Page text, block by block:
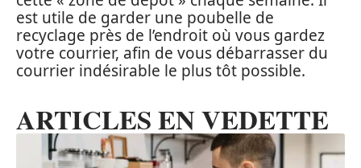
est utile de garder une poubelle de
recyclage près de l’endroit où vous gardez
votre courrier, afin de vous débarrasser du
courrier indésirable le plus tôt possible.
ARTICLES EN VEDETTE